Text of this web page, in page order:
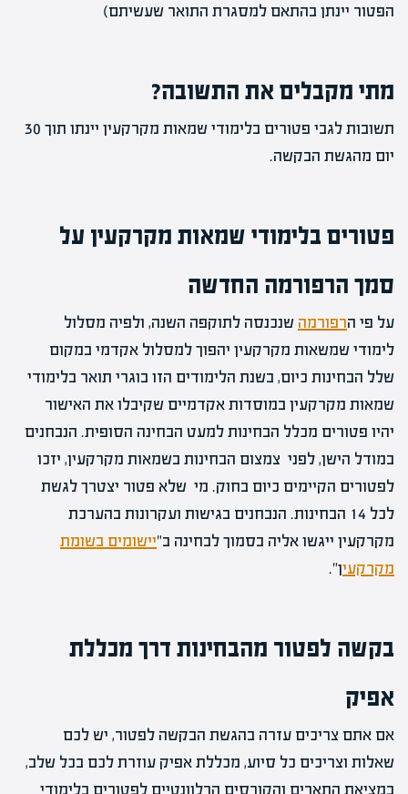
הפטור יינתן בהתאם למסגרת התואר שעשיתם)
מתי מקבלים את התשובה?
תשובות לגבי פטורים בלימודי שמאות מקרקעין יינתו תוך 30
יום מהגשת הבקשה.
פטורים בלימודי שמאות מקרקעין על
סמך הרפורמה החדשה
על פי הרפורמה שנכנסה לתוקפה השנה, ולפיה מסלול
לימודי שמשאות מקרקעין יהפוך למסלול אקדמי במקום
שלל הבחינות כיום, בשנת הלימודים הזו בוגרי תואר בלימודי
שמאות מקרקעין במוסדות אקדמיים שקיבלו את האישור
יהיו פטורים מכלל הבחינות למעט הבחינה הסופית. הנבחנים
במודל הישן, לפני צמצום הבחינות בשמאות מקרקעין, יזכו
לפטורים הקיימים כיום בחוק. מי שלא פטור יצטרך לגשת
לכל 14 הבחינות. הנבחנים בגישות ועקרונות בהערכת
מקרקעין ייגשו אליה בסמוך לבחינה ב"יישומים בשומת
מקרקעין".
בקשה לפטור מהבחינות דרך מכללת
אפיק
אם אתם צריכים עזרה בהגשת הבקשה לפטור, יש לכם
שאלות וצריכים כל סיוע, מכללת אפיק עוזרת לכם בכל שלב,
במציאת התארים והקורסים הרלוונטיים לפטורים בלימודי